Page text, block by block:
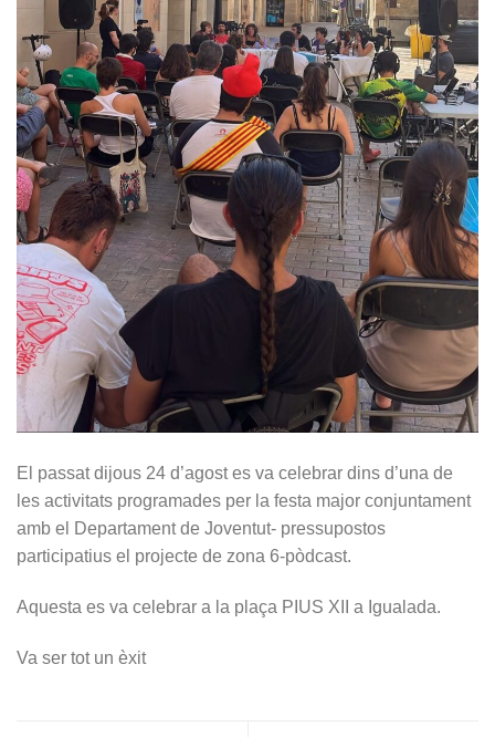
El passat dijous 24 d’agost es va celebrar dins d’una de
les activitats programades per la festa major conjuntament
amb el Departament de Joventut- pressupostos
participatius el projecte de zona 6-pòdcast.
Aquesta es va celebrar a la plaça PIUS XII a Igualada.
Va ser tot un èxit